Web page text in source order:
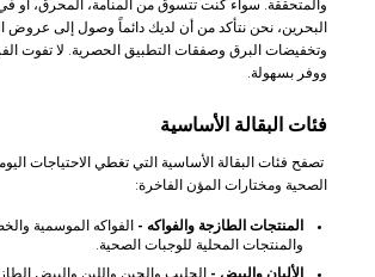
والمتحققة. سواء كنت تتسوق من المنامة، المحرق، أو
البحرين، نحن نتأكد من أن لديك دائماً وصول إلى عروض
وتخفيضات البرق وصفقات التطبيق الحصرية. لا تفوت
ووفر بسهولة.
فئات البقالة الأساسية
تصفح فئات البقالة الأساسية التي تغطي الاحتياجات
الصحية ومختارات المؤن الفاخرة:
المنتجات الطازجة والفواكه - الفواكه الموسمية
والمنتجات المحلية للوجبات الصحية.
الألبان والبيض - الحليب والجبن واللبن والبيض